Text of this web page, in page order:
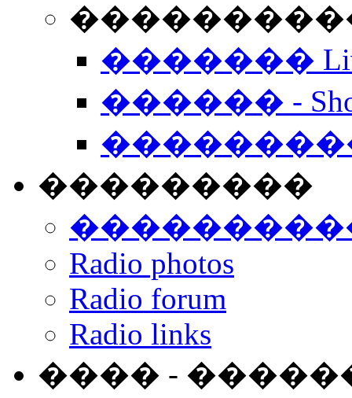
����������
�������
������ -
���������
Radio photos
Radio forum
Radio links
���� -